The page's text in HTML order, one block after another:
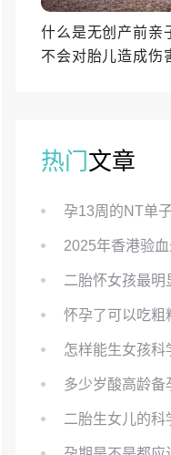
什么是无创产前亲
不会对胎儿造成伤
热门文章